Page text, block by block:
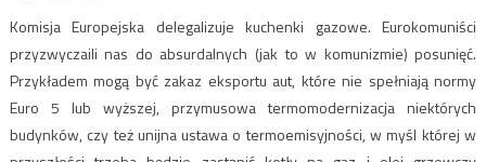
Komisja Europejska delegalizuje kuchenki gazowe. Eurokomuniści
przyzwyczaili nas do absurdalnych (jak to w komunizmie) posunięć.
Przykładem mogą być zakaz eksportu aut, które nie spełniają normy
Euro 5 lub wyższej, przymusowa termomodernizacja niektórych
budynków, czy też unijna ustawa o termoemisyjności, w myśl której w